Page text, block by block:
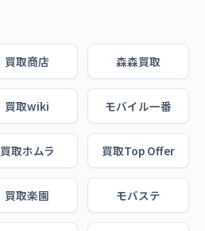
買取商店 森森買取
買取wiki モバイル一番
買取ホムラ 買取Top Offer
買取楽園 モバステ